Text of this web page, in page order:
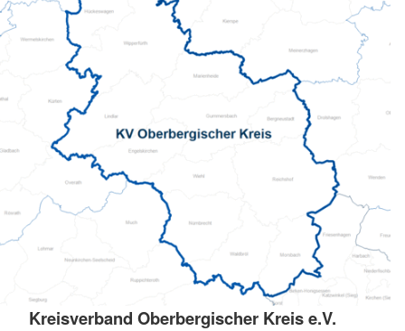
Kreisverband Oberbergischer Kreis e.V.